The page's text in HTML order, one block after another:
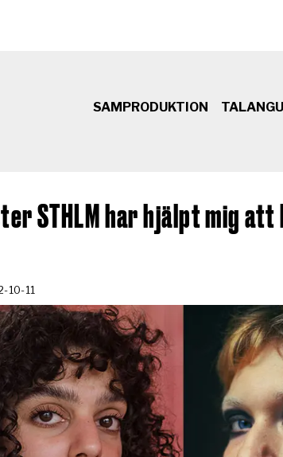
SAMPRODUKTION
STHLM har hjälpt mig
10-11